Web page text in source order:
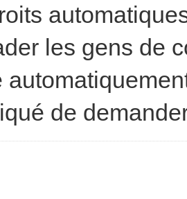
les gens de
de